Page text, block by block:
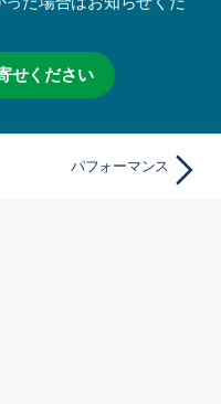
せください
パフォーマンス